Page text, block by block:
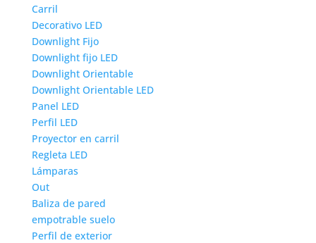
Carril
Decorativo LED
Downlight Fijo
Downlight fijo LED
Downlight Orientable
Downlight Orientable LED
Panel LED
Perfil LED
Proyector en carril
Regleta LED
Lámparas
Out
Baliza de pared
empotrable suelo
Perfil de exterior